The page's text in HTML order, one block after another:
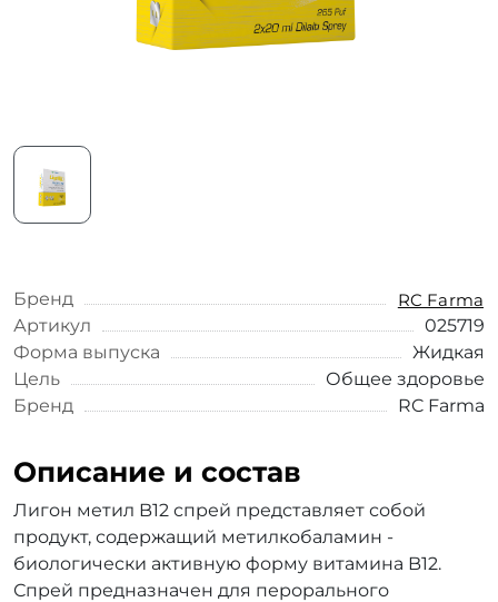
Бренд
RC Farma
Артикул
025719
Форма выпуска
Жидкая
Цель
Общее здоровье
Бренд
RC Farma
Описание и состав
Лигон метил B12 спрей представляет собой
продукт, содержащий метилкобаламин -
биологически активную форму витамина B12.
Спрей предназначен для перорального